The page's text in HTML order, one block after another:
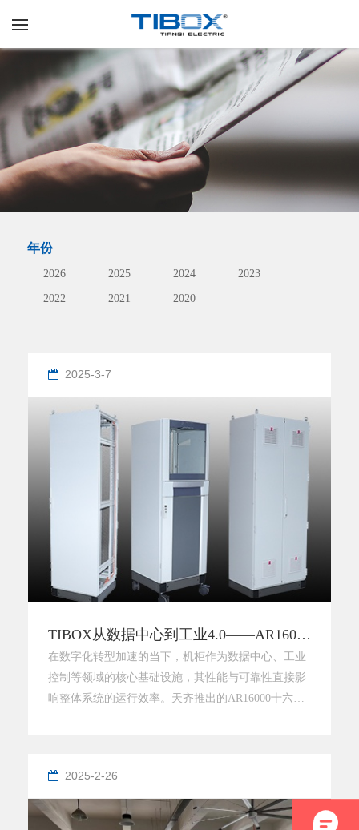
年份
2026 2025 2024 2023
2022 2021 2020
2025-3-7
TIBOX从数据中心到工业4.0——AR16000定义智能机柜新维度
在数字化转型加速的当下，机柜作为数据中心、工业
控制等领域的核心基础设施，其性能与可靠性直接影
响整体系统的运行效率。天齐推出的AR16000十六折
机柜的核心型材全部采用优质冷轧钢板，其高密度、
低杂质的特点赋予机柜更强的抗压性与耐腐蚀性。相
较于普通钢材，冷轧钢板
2025-2-26